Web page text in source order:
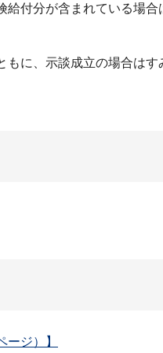
付分が含まれている場
に、示談成立の場合は
ージ）】